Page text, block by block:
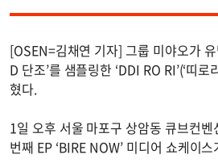
[OSEN=김채연 기자] 그룹 미야오가
D 단조’를 샘플링한 ‘DDI RO RI’(‘띠
혔다.
1일 오후 서울 마포구 상암동 큐브컨
번째 EP ‘BIRE NOW’ 미디어 쇼케이